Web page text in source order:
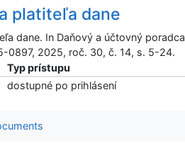
platiteľa dane
dane. In Daňový a účtovný poradca
0897, 2025, roč. 30, č. 14, s. 5-24.
Typ prístupu
dostupné po prihlásení